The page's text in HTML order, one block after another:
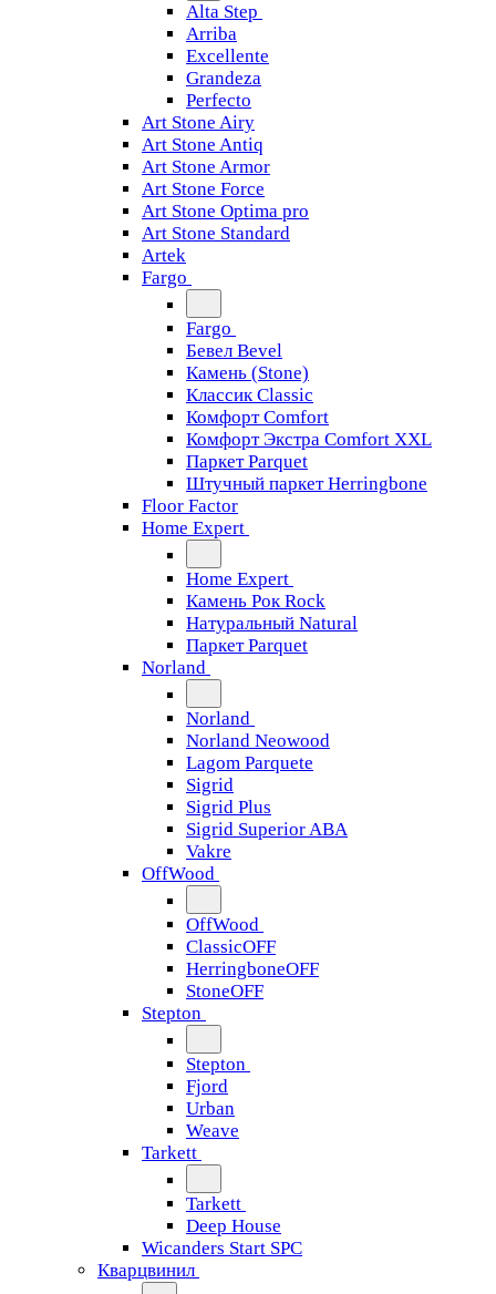
Alta Step
Arriba
Excellente
Grandeza
Perfecto
Art Stone Airy
Art Stone Antiq
Art Stone Armor
Art Stone Force
Art Stone Optima pro
Art Stone Standard
Artek
Fargo
Fargo
Бевел Bevel
Камень (Stone)
Классик Classic
Комфорт Comfort
Комфорт Экстра Comfort XXL
Паркет Parquet
Штучный паркет Herringbone
Floor Factor
Home Expert
Home Expert
Камень Рок Rock
Натуральный Natural
Паркет Parquet
Norland
Norland
Norland Neowood
Lagom Parquete
Sigrid
Sigrid Plus
Sigrid Superior ABA
Vakre
OffWood
OffWood
ClassicOFF
HerringboneOFF
StoneOFF
Stepton
Stepton
Fjord
Urban
Weave
Tarkett
Tarkett
Deep House
Wicanders Start SPC
Кварцвинил